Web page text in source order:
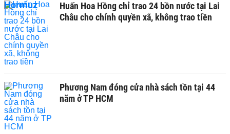
Huấn Hoa Hồng chỉ trao 24 bồn nước tại Lai
Châu cho chính quyền xã, không trao tiền
Phương Nam đóng cửa nhà sách tồn tại 44
năm ở TP HCM